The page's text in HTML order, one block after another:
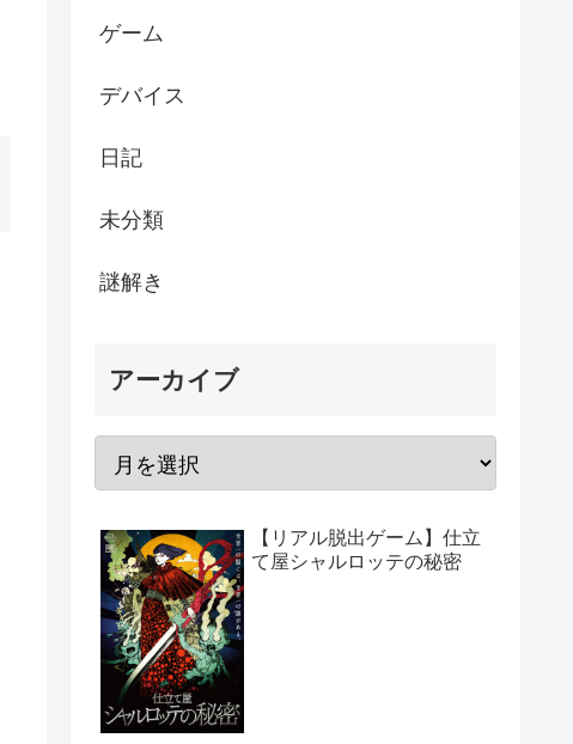
ゲーム
デバイス
日記
未分類
謎解き
アーカイブ
【リアル脱出ゲーム】仕立
て屋シャルロッテの秘密